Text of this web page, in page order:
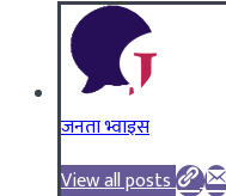
जनता भ्वाइस
View all posts